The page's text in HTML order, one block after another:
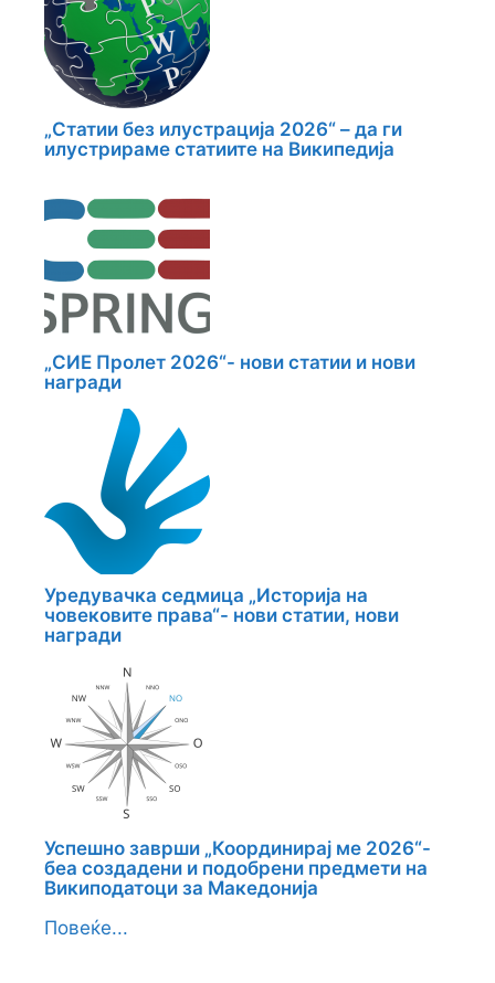
„Статии без илустрација 2026“ – да ги
илустрираме статиите на Википедија
„СИЕ Пролет 2026“- нови статии и нови
награди
Уредувачка седмица „Историја на
човековите права“- нови статии, нови
награди
Успешно заврши „Координирај ме 2026“-
беа создадени и подобрени предмети на
Википодатоци за Македонија
Повеќе...